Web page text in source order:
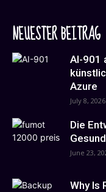
NEUESTER BEITRAG
AI-901
Azure
July 8, 2026
Die
June 23,
Why Is